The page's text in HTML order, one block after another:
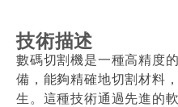
技術描述
數碼切割機是一種高精度
備，能夠精確地切割材料
生。這種技術通過先進的